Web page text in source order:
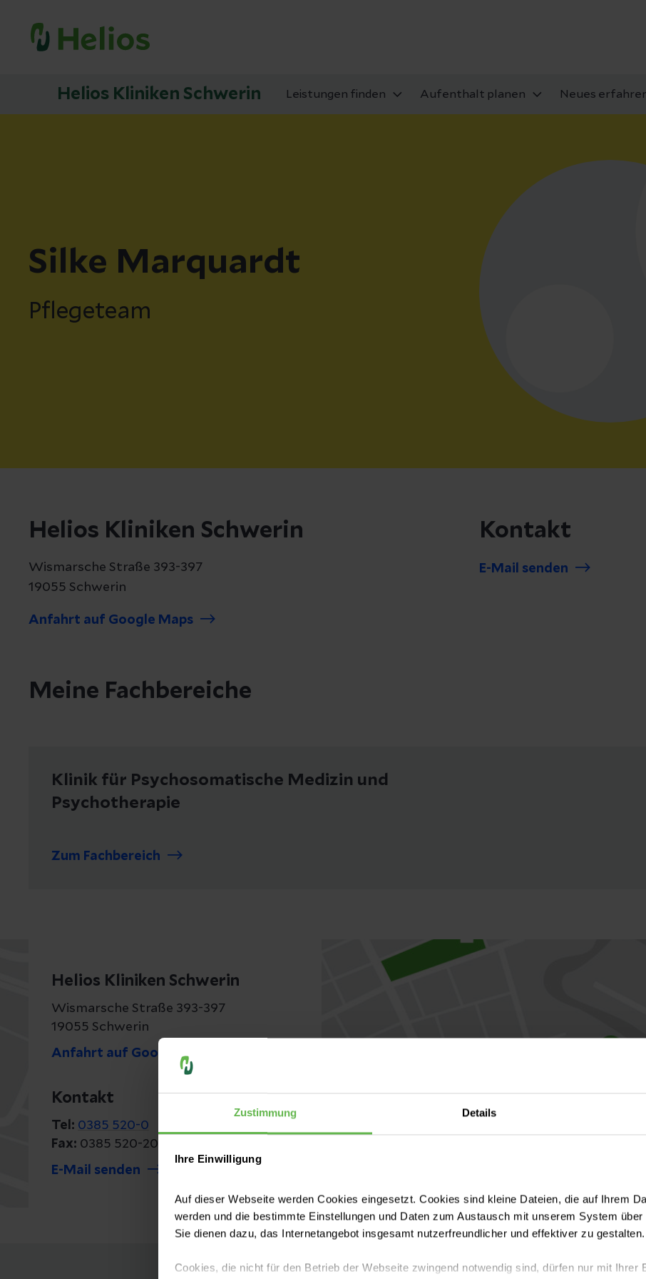
Zustimmung Details
Ihre Einwilligung
Auf dieser Webseite werden Cookies eingesetzt. Cookies sind kleine Dateien, die auf Ihrem
werden und die bestimmte Einstellungen und Daten zum Austausch mit unserem System
Sie dienen dazu, das Internetangebot insgesamt nutzerfreundlicher und effektiver zu gestalten.
Cookies, die nicht für den Betrieb der Webseite zwingend notwendig sind, dürfen nur mit Ihrer
Helios Kliniken Schwerin Leistungen finden Aufenthalt planen Neues
Silke Marquardt
Pflegeteam
Helios Kliniken Schwerin
Wismarsche Straße 393-397
19055 Schwerin
Anfahrt auf Google Maps
Kontakt
E-Mail senden
Meine Fachbereiche
Klinik für Psychosomatische Medizin und
Psychotherapie
Zum Fachbereich
Helios Kliniken Schwerin
Wismarsche Straße 393-397
19055 Schwerin
Anfahrt auf Google Maps
Kontakt
Tel: 0385 520-0
Fax: 0385 520-20 08
E-Mail senden